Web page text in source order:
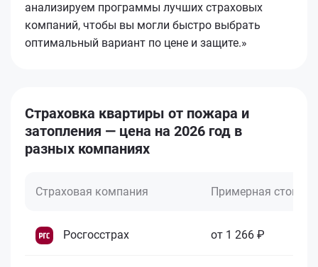
анализируем программы лучших страховых
компаний, чтобы вы могли быстро выбрать
оптимальный вариант по цене и защите.»
Страховка квартиры от пожара и
затопления — цена на 2026 год в
разных компаниях
Страховая компания Примерная
Росгосстрах от 1 266 ₽